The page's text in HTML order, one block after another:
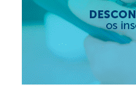
Ouvidoria
Contatos
Fale Conosco
NEP